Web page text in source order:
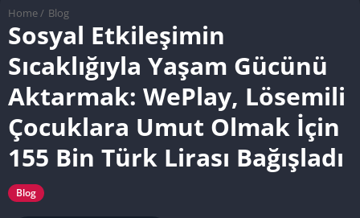
Home / Blog
Sosyal Etkileşimin
Sıcaklığıyla Yaşam Gücünü
Aktarmak: WePlay, Lösemili
Çocuklara Umut Olmak İçin
155 Bin Türk Lirası Bağışladı
Blog